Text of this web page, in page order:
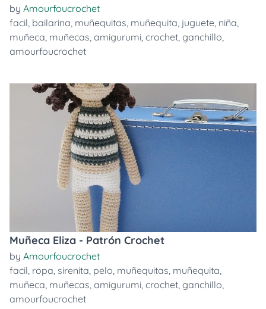
by Amourfoucrochet
facil, bailarina, muñequitas, muñequita, juguete, niña,
muñeca, muñecas, amigurumi, crochet, ganchillo,
amourfoucrochet
Muñeca Eliza - Patrón Crochet
by Amourfoucrochet
facil, ropa, sirenita, pelo, muñequitas, muñequita,
muñeca, muñecas, amigurumi, crochet, ganchillo,
amourfoucrochet